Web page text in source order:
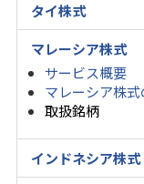
タイ株式
マレーシア株式
サービス概要
マレーシア株
取扱銘柄
インドネシア株式